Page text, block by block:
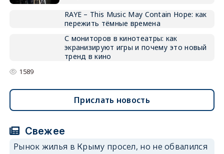
RAYE – This Music May Contain Hope: как
пережить тёмные времена
С мониторов в кинотеатры: как
экранизируют игры и почему это новый
тренд в кино
1589
Прислать новость
Свежее
Рынок жилья в Крыму просел, но не обвалился